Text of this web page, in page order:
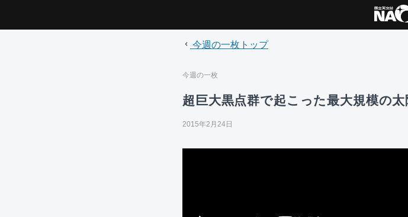
今週の一枚トップ
今週の一枚
超巨大黒点群で起こった最大規模の
2015年2月24日